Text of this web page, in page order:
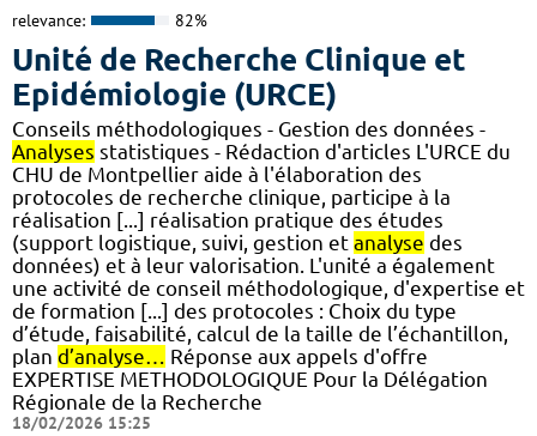
relevance: 82%
Unité de Recherche Clinique et
Epidémiologie (URCE)
Conseils méthodologiques - Gestion des données -
Analyses statistiques - Rédaction d'articles L'URCE du
CHU de Montpellier aide à l'élaboration des
protocoles de recherche clinique, participe à la
réalisation [...] réalisation pratique des études
(support logistique, suivi, gestion et analyse des
données) et à leur valorisation. L'unité a également
une activité de conseil méthodologique, d'expertise et
de formation [...] des protocoles : Choix du type
d’étude, faisabilité, calcul de la taille de l’échantillon,
plan d’analyse… Réponse aux appels d'offre
EXPERTISE METHODOLOGIQUE Pour la Délégation
Régionale de la Recherche
18/02/2026 15:25